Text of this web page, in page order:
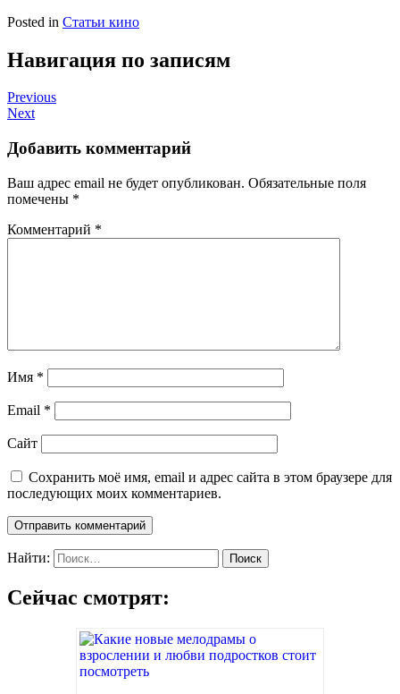
Posted in Статьи кино
Навигация по записям
Previous
Next
Добавить комментарий
Ваш адрес email не будет опубликован. Обязательные поля
помечены *
Комментарий *
Имя *
Email *
Сайт
Сохранить моё имя, email и адрес сайта в этом браузере для
последующих моих комментариев.
Найти:
Сейчас смотрят: